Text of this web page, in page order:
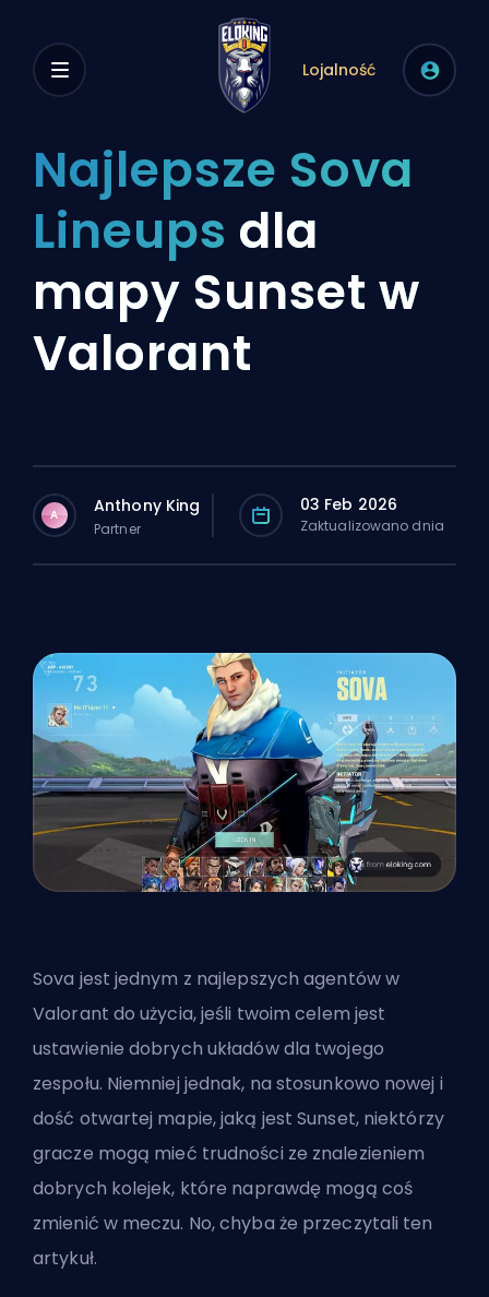
Lojalność
Najlepsze Sova
Lineups dla
mapy Sunset w
Valorant
A Anthony King
Partner
03 Feb 2026
Zaktualizowano dnia
Sova jest jednym z najlepszychagentóww
Valorant do użycia, jeśli twoim celem jest
ustawienie dobrych układów dla twojego
zespołu. Niemniej jednak, na stosunkowo nowej i
dość otwartej mapie, jaką jest Sunset, niektórzy
gracze mogą mieć trudności ze znalezieniem
dobrych kolejek, które naprawdę mogą coś
zmienić w meczu. No, chyba że przeczytali ten
artykuł.